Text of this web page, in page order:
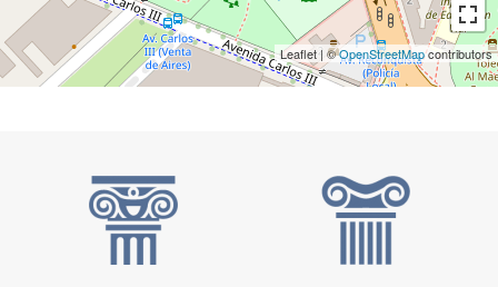
Leaflet | ©OpenStreetMapcontributors